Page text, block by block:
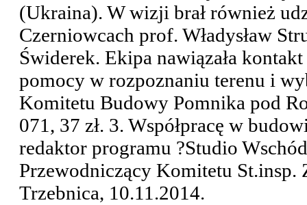
(Ukraina). W wizji brał również
Czerniowcach prof. Władysław
Świderek. Ekipa nawiązała
pomocy w rozpoznaniu terenu i
Komitetu Budowy Pomnika pod
071, 37 zł. 3. Współpracę w
redaktor programu ?Studio
Przewodniczący Komitetu St.insp.
Trzebnica, 10.11.2014.